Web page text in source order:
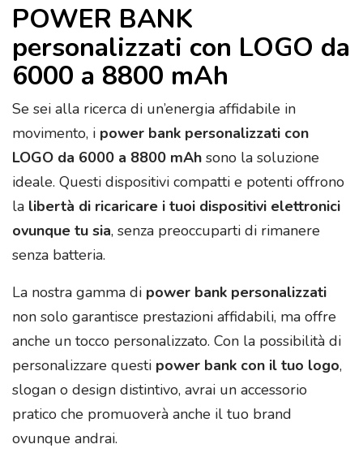
POWER BANK
personalizzati con LOGO da
6000 a 8800 mAh
Se sei alla ricerca di un’energia affidabile in
movimento, i power bank personalizzati con
LOGO da 6000 a 8800 mAh sono la soluzione
ideale. Questi dispositivi compatti e potenti offrono
la libertà di ricaricare i tuoi dispositivi elettronici
ovunque tu sia, senza preoccuparti di rimanere
senza batteria.
La nostra gamma di power bank personalizzati
non solo garantisce prestazioni affidabili, ma offre
anche un tocco personalizzato. Con la possibilità di
personalizzare questi power bank con il tuo logo,
slogan o design distintivo, avrai un accessorio
pratico che promuoverà anche il tuo brand
ovunque andrai.